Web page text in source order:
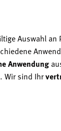
Auswahl an
Anwendung
Wir sind Ihr